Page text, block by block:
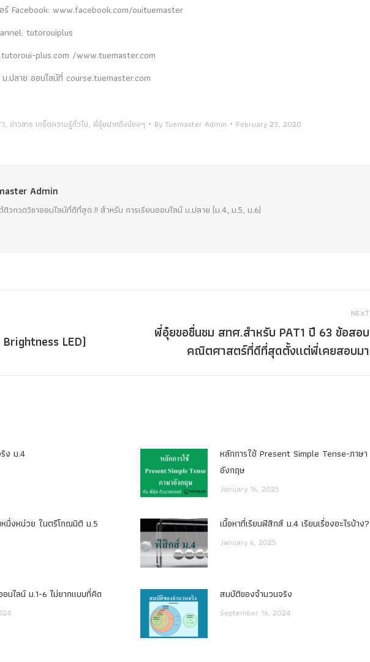
Facebook: www.facebook.com/ouituemaster
tutorouiplus
plus.com /www.tuemaster.com
ลาย ออนไลน์ที่ course.tuemaster.com
, ข่าวสาร เกร็ดความรู้ทั่วไป, พี่อุ๋ยฝากถึงน้องๆ ByTuemaster Admin February 23, 2020
Admin
ติวกวดวิชาออนไลน์ที่ดีที่สุด !! สำหรับ การเรียนออนไลน์ ม.ปลาย (ม.4, ม.5, ม.6)
LED)
NEXT
Nextพี่อุ๋ยขอชื่นชม สทศ.สำหรับ PAT1 ปี 63 ข้อสอบ
คณิตศาสตร์ที่ดีที่สุดตั้งเเต่พี่เคยสอบมา
ง ม.4
หลักการใช้ Present Simple Tense-ภาษา
อังกฤษ
January 16, 2025
นึ่งหน่วย ในตรีโกณมิติ ม.5 เนื้อหาที่เรียนฟิสิกส์ ม.4 เรียนเรื่องอะไรบ้าง?
January 6, 2025
นไลน์ ม.1-6 ไม่ยากแบบที่คิด สมบัติของจำนวนจริง
September 16, 2024